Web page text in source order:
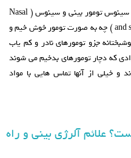
تومور بینی و سینوس تومور بینی و سینوس ( Nasal
and sinus tumors ) چه به صورت تومور خوش خیم و
جزو تومورهای نادر و کم یاب
که دچار تومورهای بدخیم می شوند
و خیلی از آنها تماس هایی با مواد
علائم آلرژی بینی و راه